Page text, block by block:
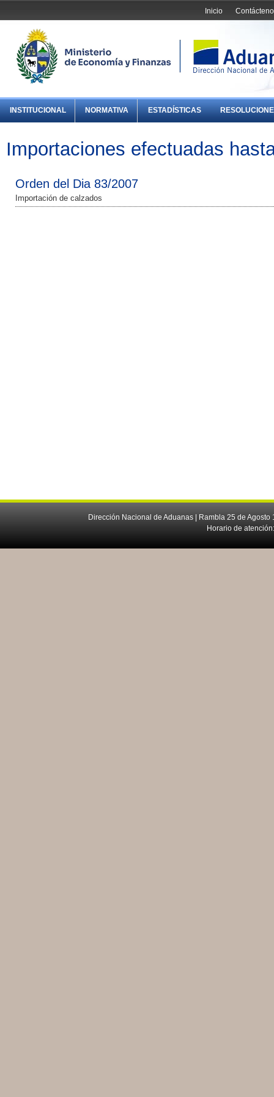
Inicio
INSTITUCIONAL NORMATIVA ESTADÍSTICAS
Importaciones efectuadas
Orden del Dia 83/2007
Importación de calzados
Dirección Nacional de Aduanas | Rambla 25 de
Horario de